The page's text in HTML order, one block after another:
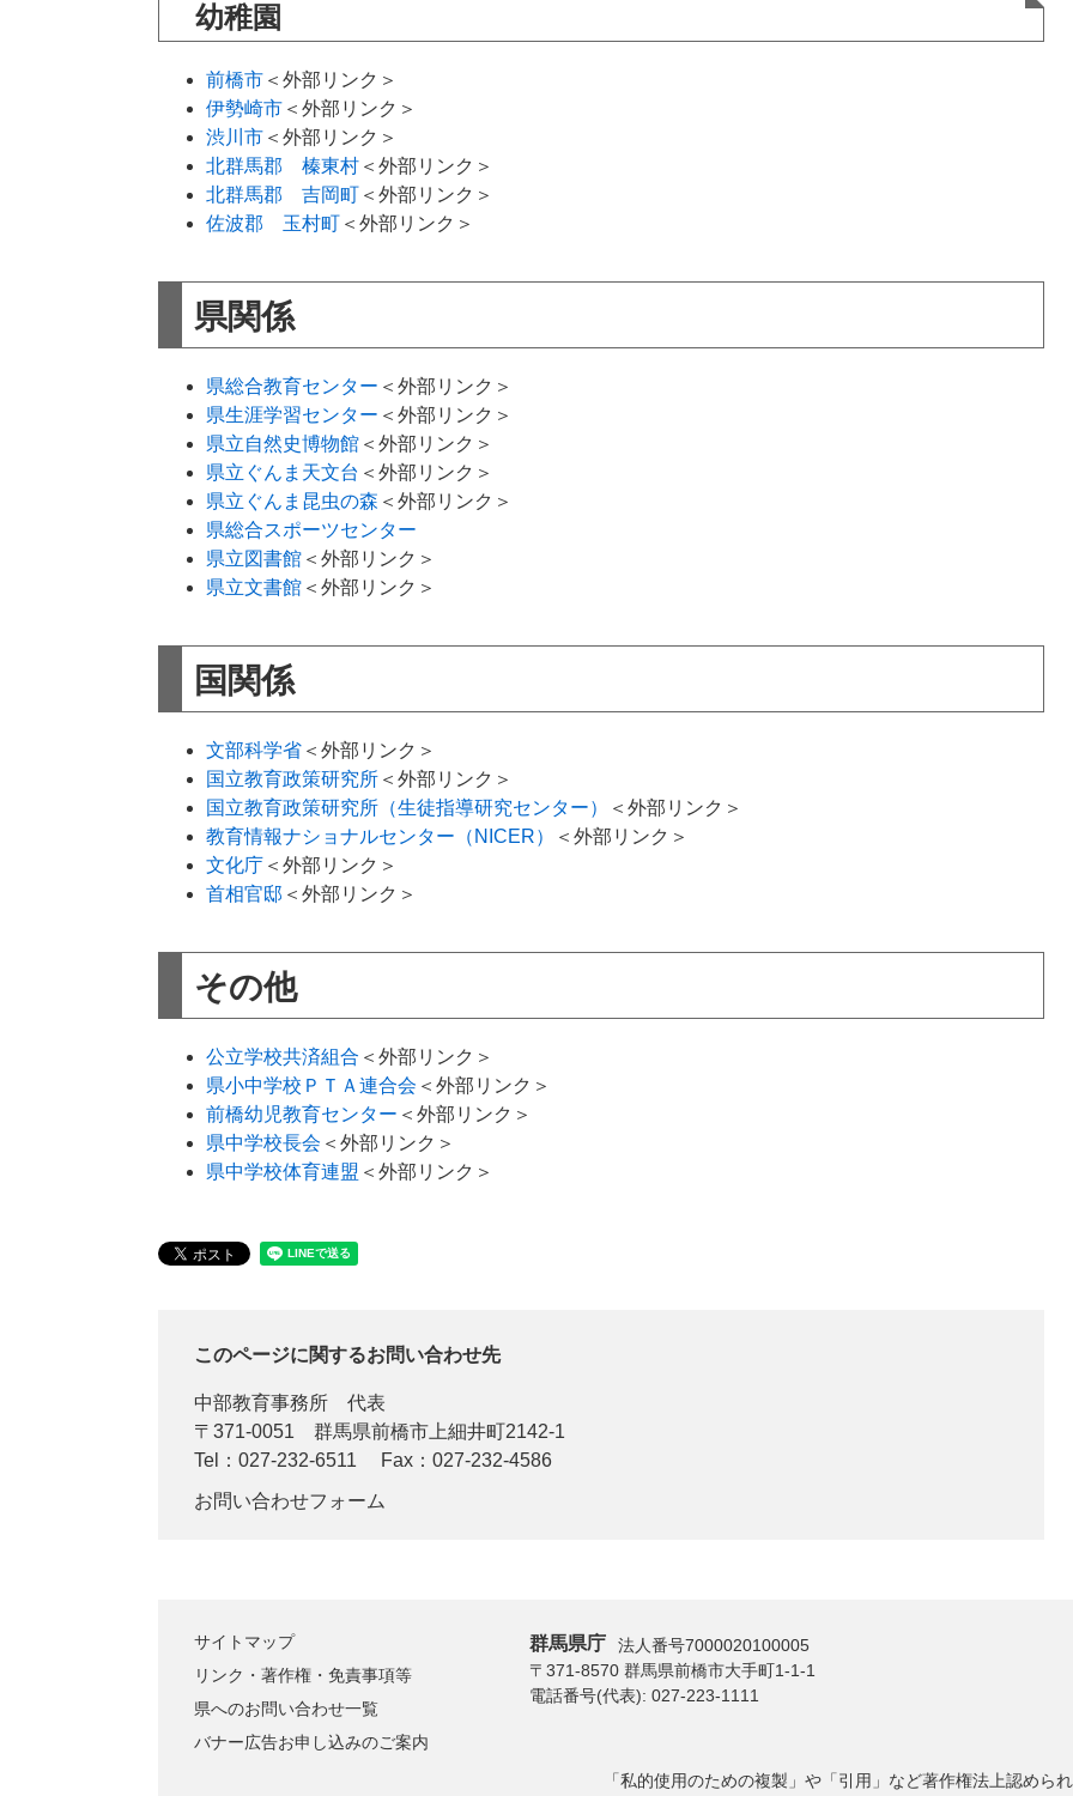
幼稚園
前橋市 ＜外部リンク＞
伊勢崎市 ＜外部リンク＞
渋川市 ＜外部リンク＞
北群馬郡 榛東村 ＜外部リンク＞
北群馬郡 吉岡町 ＜外部リンク＞
佐波郡 玉村町 ＜外部リンク＞
​県関係
県総合教育センター ＜外部リンク＞
県生涯学習センター ＜外部リンク＞
県立自然史博物館 ＜外部リンク＞
県立ぐんま天文台 ＜外部リンク＞
県立ぐんま昆虫の森 ＜外部リンク＞
県総合スポーツセンター
県立図書館 ＜外部リンク＞
県立文書館 ＜外部リンク＞
​国関係
文部科学省 ＜外部リンク＞
国立教育政策研究所 ＜外部リンク＞
国立教育政策研究所（生徒指導研究センター）
＜外部リンク＞
教育情報ナショナルセンター（NICER）
＜外部リンク＞
文化庁 ＜外部リンク＞
首相官邸 ＜外部リンク＞
​その他
公立学校共済組合 ＜外部リンク＞
県小中学校ＰＴＡ連合会 ＜外部リンク＞
前橋幼児教育センター ＜外部リンク＞
県中学校長会 ＜外部リンク＞
県中学校体育連盟 ＜外部リンク＞
このページに関するお問い合わせ先
中部教育事務所
代表
〒371-0051
群馬県前橋市上細井町2142-1
Tel：027-232-6511
Fax：027-232-4586
お問い合わせフォーム
サイトマップ
リンク・著作権・免責事項等
県へのお問い合わせ一覧
バナー広告お申し込みのご案内
群馬県庁
法人番号7000020100005
〒371-8570 群馬県前橋市大手町1-1-1
電話番号(代表): 027-223-1111
「私的使用のための複製」や「引用」など著作権法上認めら